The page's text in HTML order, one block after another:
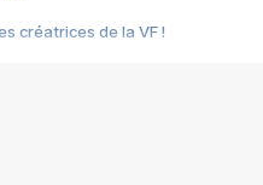
créatrices de la VF !